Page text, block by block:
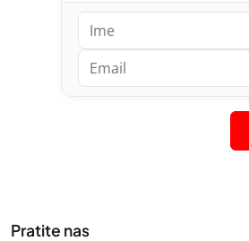
Pratite nas